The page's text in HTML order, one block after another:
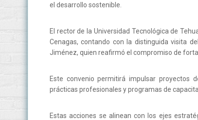
el desarrollo sostenible.
El rector de la Universidad Tecnológica de
Cenagas, contando con la distinguida visita
Jiménez, quien reafirmó el compromiso de
Este convenio permitirá impulsar proyectos
prácticas profesionales y programas de
Estas acciones se alinean con los ejes